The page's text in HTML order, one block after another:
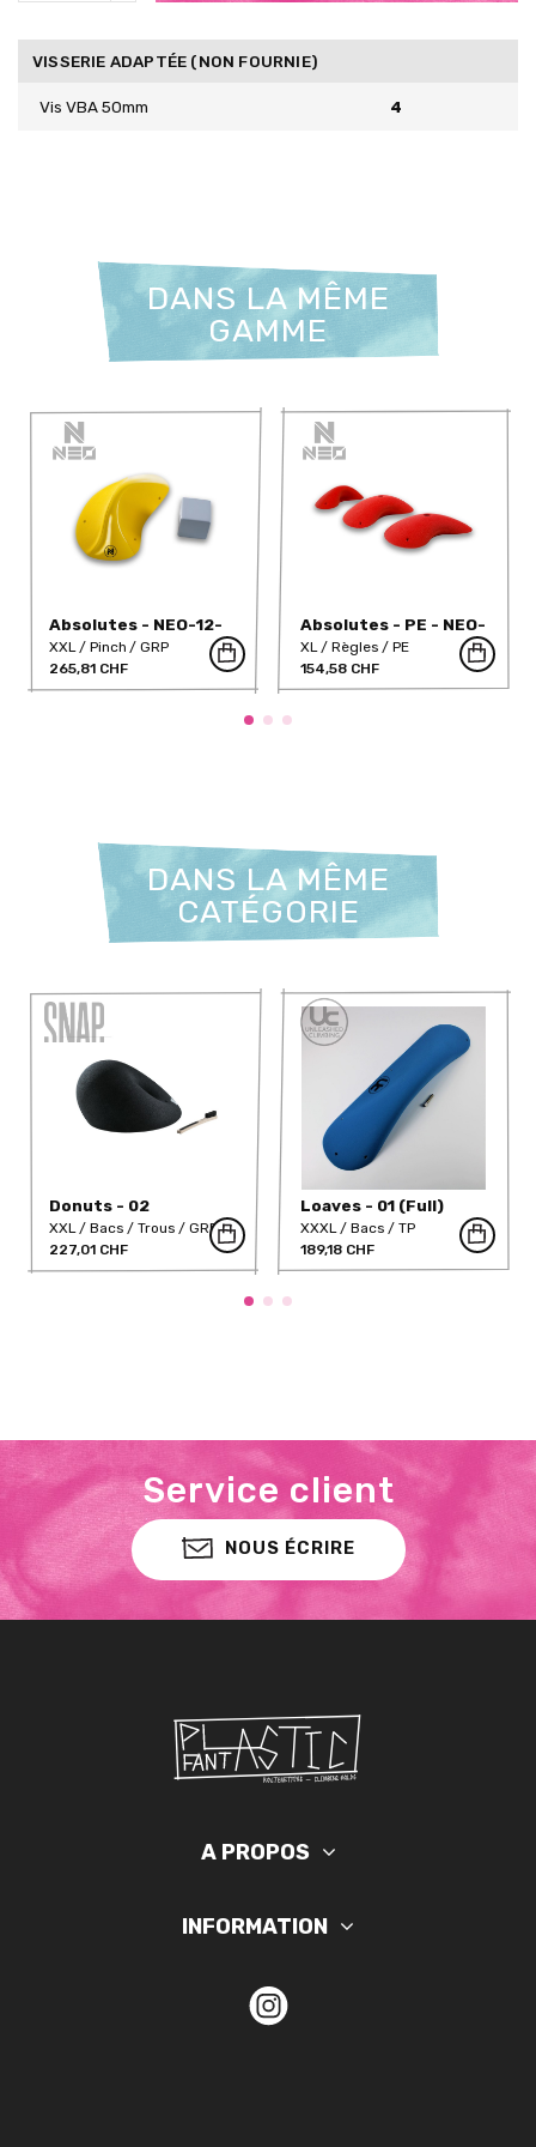
VISSERIE ADAPTÉE (NON FOURNIE)
Vis VBA 50mm 4
DANS LA MÊME
GAMME
Absolutes - NEO-12-
DT
XXL Pinch
GRP
265,81 CHF
Absolutes - PE - NEO-
6PE
XL Règles
PE
154,58 CHF
DANS LA MÊME
CATÉGORIE
Donuts - 02
XXL Bacs Trous
GRP
227,01 CHF
Loaves - 01 (Full)
XXXL Bacs
TP
189,18 CHF
Service client
NOUS ÉCRIRE
A PROPOS
INFORMATION